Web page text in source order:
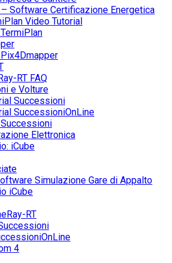
Software Certificazione Energetica
Video Tutorial
Pix4Dmapper
RT FAQ
e Volture
Successioni
SuccessioniOnLine
Successioni
Elettronica
iCube
Simulazione Gare di Appalto
iCube
RT
4